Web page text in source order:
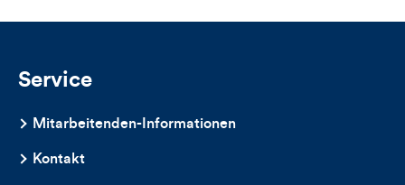
Service
Mitarbeitenden-Informationen
Kontakt